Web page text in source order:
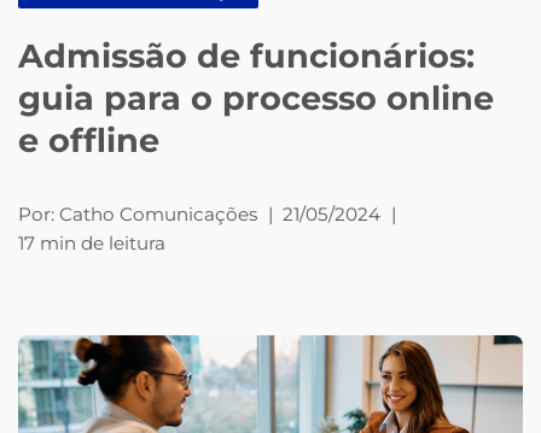
Admissão de funcionários:
guia para o processo online
e offline
Por: Catho Comunicações | 21/05/2024 |
17 min de leitura